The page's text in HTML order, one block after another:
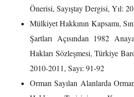
Önerisi, Sayıştay Dergisi, Yıl:
Mülkiyet Hakkının Kapsamı,
Şartları Açısından 1982
Hakları Sözleşmesi, Türkiye
2010-2011, Sayı: 91-92
Orman Sayılan Alanlarda